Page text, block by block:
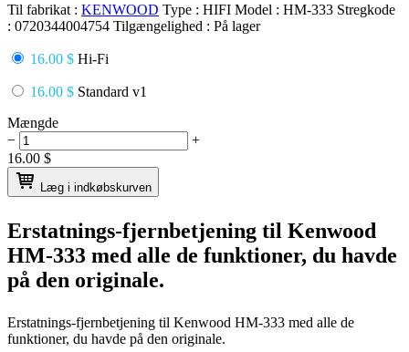
Til fabrikat : KENWOOD Type : HIFI Model : HM-333 Stregkode
: 0720344004754 Tilgængelighed : På lager
16.00 $ Hi-Fi
16.00 $ Standard v1
Mængde
−
+
16.00 $
Læg i indkøbskurven
Erstatnings-fjernbetjening til Kenwood
HM-333 med alle de funktioner, du havde
på den originale.
Erstatnings-fjernbetjening til Kenwood HM-333 med alle de
funktioner, du havde på den originale.